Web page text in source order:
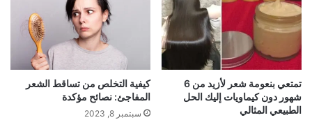
تمتعي بنعومة شعر لأزيد من 6
شهور دون كيماويات إليك الحل
الطبيعي المثالي
كيفية التخلص من تساقط الشعر
المفاجئ: نصائح مؤكدة
سبتمبر 8, 2023